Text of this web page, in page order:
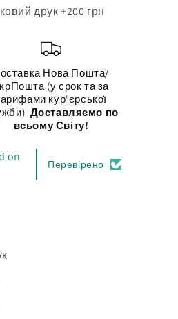
друк +200 грн
Нова Пошта/
(у срок та за
кур'єрської
Доставляємо по
всьому Світу!
on
Перевірено